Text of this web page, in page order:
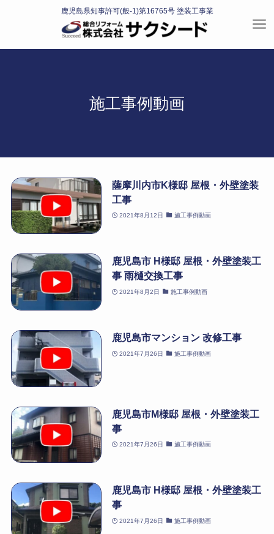
施工事例動画
薩摩川内市K様邸 屋根・外壁塗装
工事
2021年8月12日 施工事例動画
鹿児島市 H様邸 屋根・外壁塗装工
事 雨樋交換工事
2021年8月2日 施工事例動画
鹿児島市マンション 改修工事
2021年7月26日 施工事例動画
鹿児島市M様邸 屋根・外壁塗装工
事
2021年7月26日 施工事例動画
鹿児島市 H様邸 屋根・外壁塗装工
事
2021年7月26日 施工事例動画